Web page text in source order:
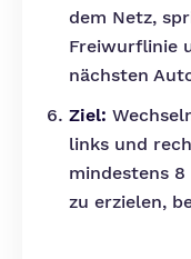
dem Netz,
Freiwurflinie
nächsten
Ziel:
links und
mindestens
zu erzielen,